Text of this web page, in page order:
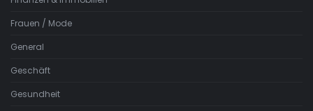
Frauen / Mode
General
Geschäft
Gesundheit